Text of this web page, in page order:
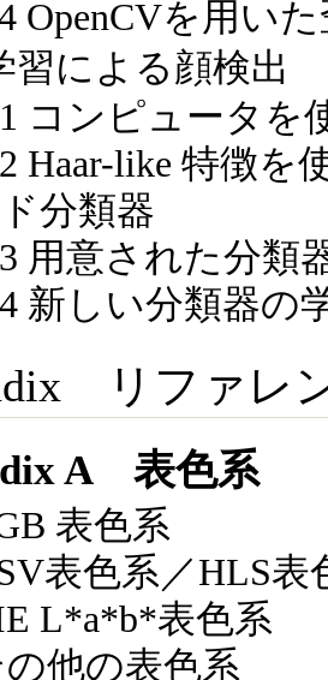
OpenCVを用い
習による顔検出
コンピュータを
Haar-like 特徴
分類器
用意された分類
新しい分類器の
リファレ
A 表色系
表色系
表色系／HLS表
L*a*b*表色系
他の表色系